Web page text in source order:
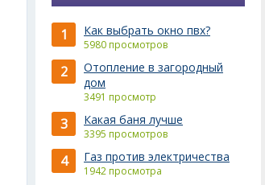
1 Как выбрать окно пвх?
5980 просмотров
2
Отопление в загородный
дом
3491 просмотр
3 Какая баня лучше
3395 просмотров
4 Газ против электричества
1942 просмотра